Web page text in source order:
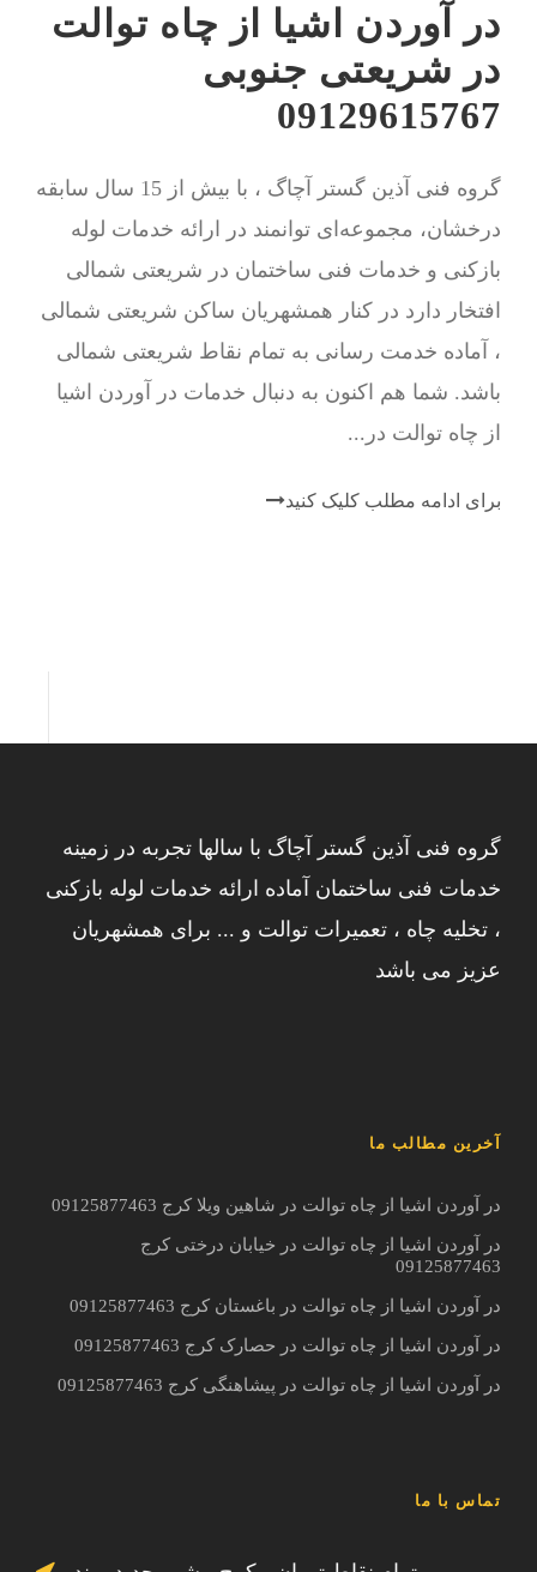
در آوردن اشیا از چاه توالت
در شریعتی جنوبی
09129615767
گروه فنی آذین گستر آچاگ ، با بیش از 15 سال سابقه
درخشان، مجموعه‌ای توانمند در ارائه خدمات لوله
بازکنی و خدمات فنی ساختمان در شریعتی شمالی
افتخار دارد در کنار همشهریان ساکن شریعتی شمالی
، آماده خدمت رسانی به تمام نقاط شریعتی شمالی
باشد. شما هم اکنون به دنبال خدمات در آوردن اشیا
از چاه توالت در...
برای ادامه مطلب کلیک کنید
گروه فنی آذین گستر آچاگ با سالها تجربه در زمینه
خدمات فنی ساختمان آماده ارائه خدمات لوله بازکنی
، تخلیه چاه ، تعمیرات توالت و ... برای همشهریان
عزیز می باشد
آخرین مطالب ما
در آوردن اشیا از چاه توالت در شاهین ویلا کرج 09125877463
در آوردن اشیا از چاه توالت در خیابان درختی کرج
09125877463
در آوردن اشیا از چاه توالت در باغستان کرج 09125877463
در آوردن اشیا از چاه توالت در حصارک کرج 09125877463
در آوردن اشیا از چاه توالت در پیشاهنگی کرج 09125877463
تماس با ما